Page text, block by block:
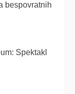
bespovratnih
Spektakl